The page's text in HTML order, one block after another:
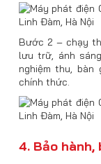
Bước 2 – chạy
lưu trữ, ánh
nghiệm thu,
chính thức.
4. Bảo hành,